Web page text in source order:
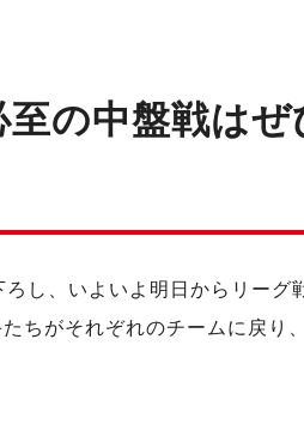
の中盤戦はぜ
し、いよいよ明日からリーグ
ちがそれぞれのチームに戻り